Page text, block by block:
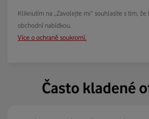
Kliknutím na „Zavolejte mi“ souhlasíte s tím,
obchodní nabídkou.
Více o ochraně soukromí.
Často kladené